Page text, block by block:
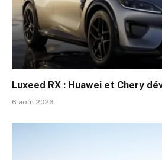
Luxeed RX : Huawei et Chery
6 août 2026